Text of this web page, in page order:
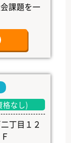
課題を一
格なし)
丁目１２